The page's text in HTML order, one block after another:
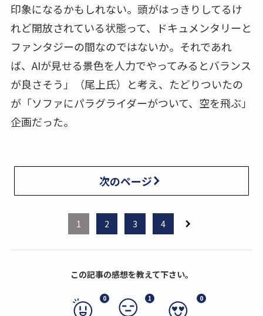
印象になるかもしれない。頭がはっきりしてるけ
れど開放されている状態って、ドキュメンタリーと
ファンタジーの間なのではないか。それであれ
ば、AIが見せる景色を人力でやってみるとバランス
が良さそう」（尾上氏）と考え、たどりついたの
が「ソファにパラグライダーがついて、空を飛ぶ」
企画だった。
次のページ
1 2 3 4
この記事の感想を教えて下さい。
0 1 0